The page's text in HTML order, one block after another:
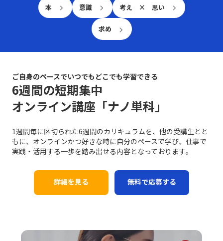
本 意識 考え × 思い
求め
ご自身のペースでいつでもどこでも学習できる
6週間の短期集中
オンライン講座「ナノ単科」
1週間毎に区切られた6週間のカリキュラムを、他の受講生とと
もに、オンラインかつ好きな時に自分のペースで学び、仕事で
実践・活用する一歩を踏み出せる内容となっております｡
詳細を見る 無料で応募する